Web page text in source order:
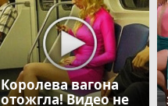
Королева вагона
отожгла! Видео не